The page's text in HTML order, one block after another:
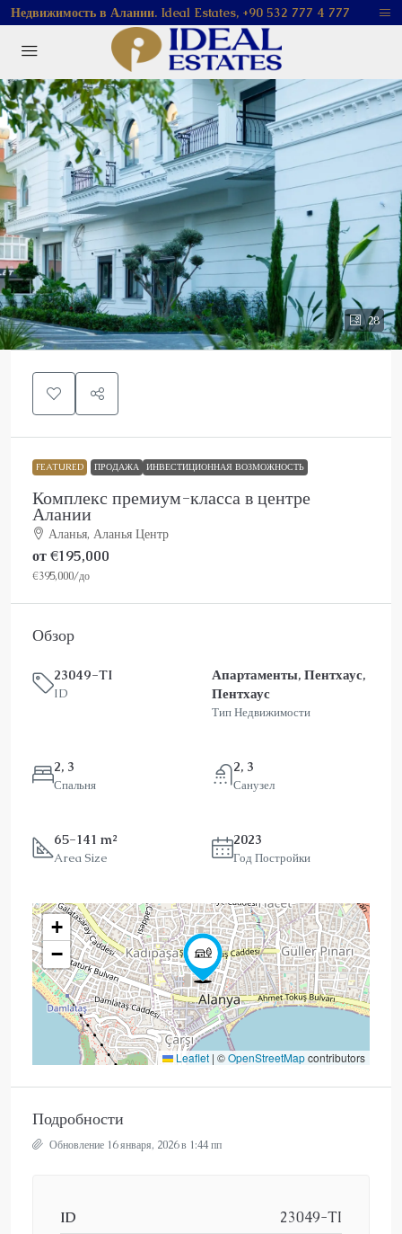
Недвижимость в Алании. Ideal Estates, +90 532 777 4 777
28
FEATURED ПРОДАЖА ИНВЕСТИЦИОННАЯ ВОЗМОЖНОСТЬ
Комплекс премиум-класса в центре
Алании
Аланья, Аланья Центр
от€195,000
€395,000/до
Обзор
23049-TI
ID
Апартаменты, Пентхаус,
Пентхаус
Тип Недвижимости
2, 3
Спальня
2, 3
Санузел
65-141 m²
Area Size
2023
Год Постройки
+
−
Leaflet | ©OpenStreetMapcontributors
Подробности
Обновление 16 января, 2026 в 1:44 пп
ID
23049-TI